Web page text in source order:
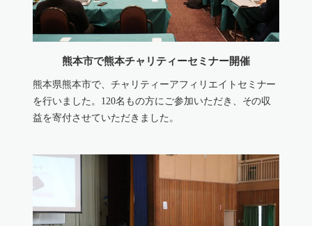
熊本市で熊本チャリティーセミナー開催
熊本県熊本市で、チャリティーアフィリエイトセミナー
を行いました。120名もの方にご参加いただき、その収
益を寄付させていただきました。